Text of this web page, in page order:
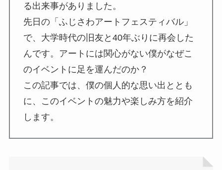
る出来事がありました。
先日の「ふじさわアートフェスティバル」
で、大学時代の旧友と40年ぶりに再会した
んです。アートには関心がない僕がなぜこ
のイベントに足を運んだのか？
この記事では、僕の個人的な思い出ととも
に、このイベントの魅力や楽しみ方を紹介
します。